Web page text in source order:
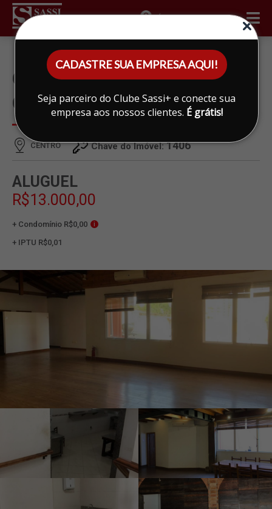
CADASTRE SUA EMPRESA AQUI!
Seja parceiro do Clube Sassi+ e conecte sua
empresa aos nossos clientes. É grátis!
ÁREA DO CLIENTE
GALPÃO PARA ALUGAR EM
CENTRO, LIMEIRA
CENTRO Chave do Imóvel:1406
ALUGUEL
R$13.000,00
+ Condomínio R$0,00 i
+ IPTU R$0,01